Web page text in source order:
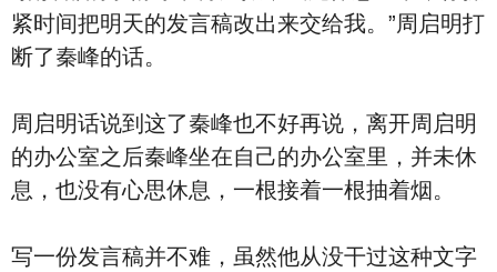
紧时间把明天的发言稿改出来交给我。”周启明打
断了秦峰的话。
周启明话说到这了秦峰也不好再说，离开周启明
的办公室之后秦峰坐在自己的办公室里，并未休
息，也没有心思休息，一根接着一根抽着烟。
写一份发言稿并不难，虽然他从没干过这种文字